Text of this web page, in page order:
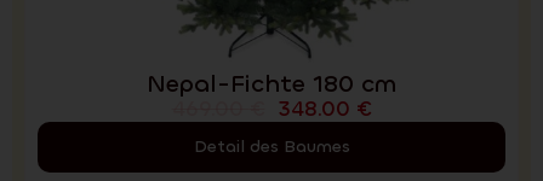
Nepal-Fichte 180 cm
348.00 €
Detail des Baumes